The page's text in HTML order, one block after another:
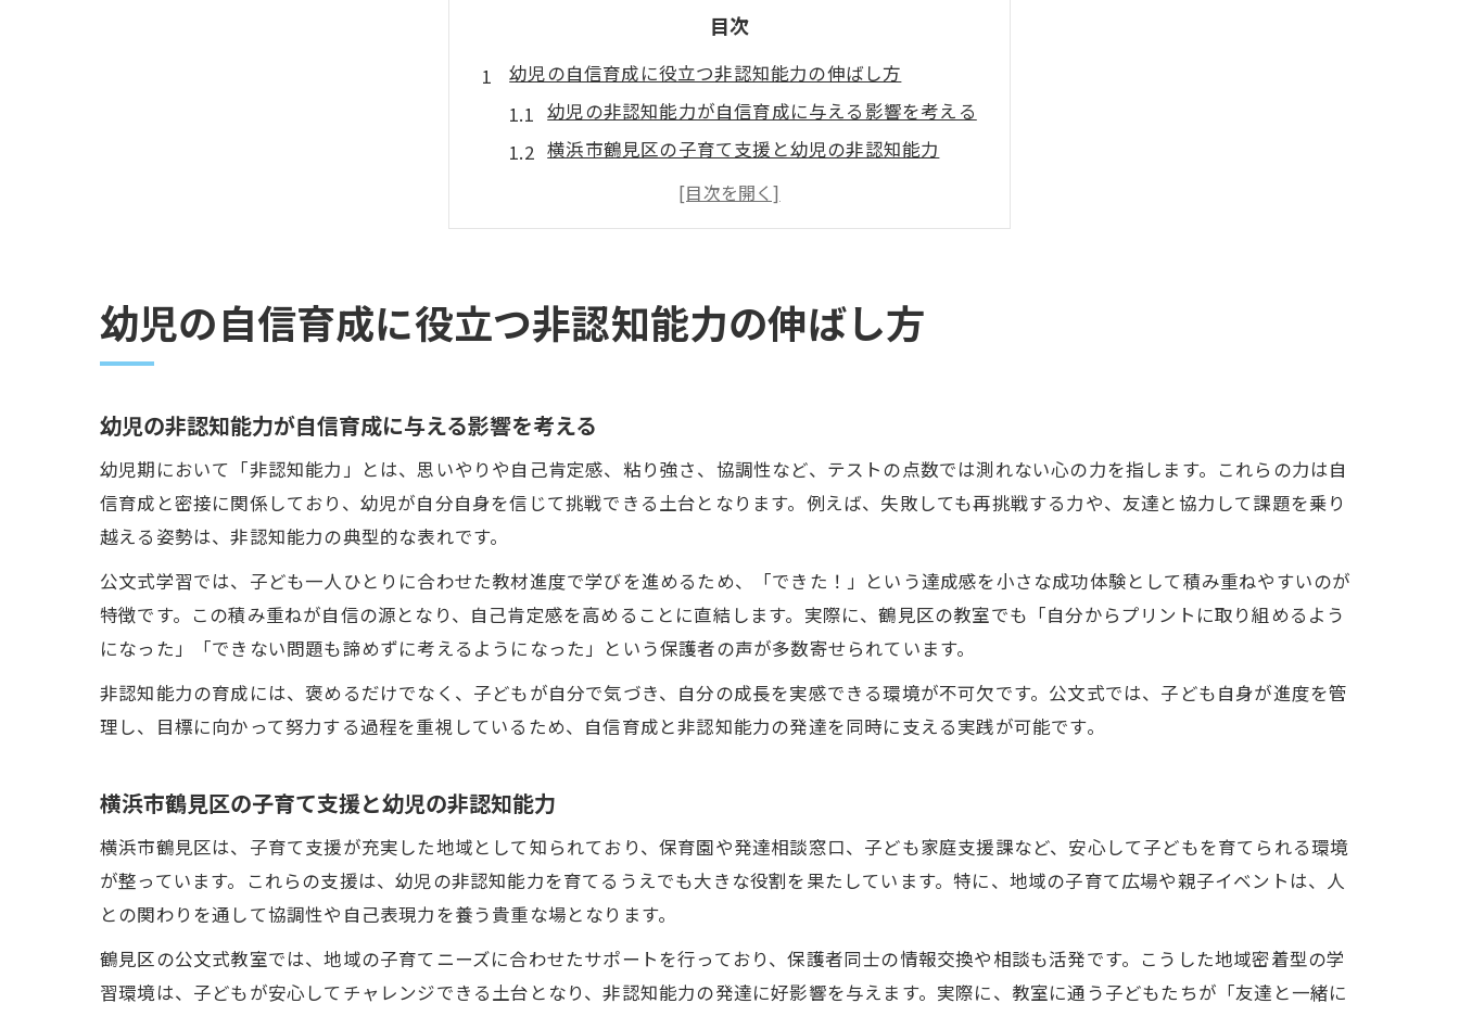
目次
幼児の自信育成に役立つ非認知能力の伸ばし方
幼児の非認知能力が自信育成に与える影響を考える
横浜市鶴見区の子育て支援と幼児の非認知能力
家庭でできる幼児の自信育成と非認知力の習慣
非認知能力を育てる子ども家庭支援課の活用法
公文式学習で育む鶴見区の幼児非認知力
幼児の非認知能力を伸ばす公文式の特長とは
自信育成に効く公文式学習と幼児の成長支援
幼児が自ら学ぶ力を公文式で養う秘訣
幼児が非認知能力を高めた公文式学習事例
鶴見区で見られる非認知力向上の実践ストーリー
自信育成につながる公文式の取り組み体験談
幼児が自ら挑戦する環境づくりと非認知能力
保育園児の成長を支える公文式の実例
鶴見区の子育て支援が幼児の自信育成に役立つ理由
非認知能力向上を後押しする地域支援策の活用法
子ども家庭支援課を活用した非認知力サポート
発達相談と幼児の自信育成の効果的な連携例
保育園空き状況から考える非認知能力の支援体制
子どもの成長に非認知能力が重要な理由
幼児の自信育成に役立つ非認知能力の伸ばし方
幼児の非認知能力が自信育成に与える影響を考える
幼児期において「非認知能力」とは、思いやりや自己肯定感、粘り強さ、協調性など、テストの点数では測れない心の力を指します。これらの力は自
信育成と密接に関係しており、幼児が自分自身を信じて挑戦できる土台となります。例えば、失敗しても再挑戦する力や、友達と協力して課題を乗り
越える姿勢は、非認知能力の典型的な表れです。
公文式学習では、子ども一人ひとりに合わせた教材進度で学びを進めるため、「できた！」という達成感を小さな成功体験として積み重ねやすいのが
特徴です。この積み重ねが自信の源となり、自己肯定感を高めることに直結します。実際に、鶴見区の教室でも「自分からプリントに取り組めるよう
になった」「できない問題も諦めずに考えるようになった」という保護者の声が多数寄せられています。
非認知能力の育成には、褒めるだけでなく、子どもが自分で気づき、自分の成長を実感できる環境が不可欠です。公文式では、子ども自身が進度を管
理し、目標に向かって努力する過程を重視しているため、自信育成と非認知能力の発達を同時に支える実践が可能です。
横浜市鶴見区の子育て支援と幼児の非認知能力
横浜市鶴見区は、子育て支援が充実した地域として知られており、保育園や発達相談窓口、子ども家庭支援課など、安心して子どもを育てられる環境
が整っています。これらの支援は、幼児の非認知能力を育てるうえでも大きな役割を果たしています。特に、地域の子育て広場や親子イベントは、人
との関わりを通して協調性や自己表現力を養う貴重な場となります。
鶴見区の公文式教室では、地域の子育てニーズに合わせたサポートを行っており、保護者同士の情報交換や相談も活発です。こうした地域密着型の学
習環境は、子どもが安心してチャレンジできる土台となり、非認知能力の発達に好影響を与えます。実際に、教室に通う子どもたちが「友達と一緒に